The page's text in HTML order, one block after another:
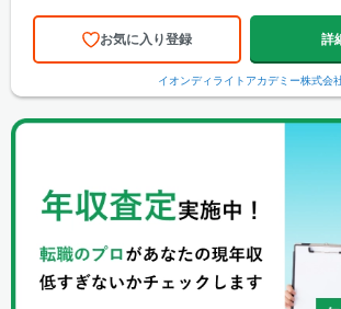
└奈良市・橿原・大和郡山 ■中四国 └広島
区）・福山 └岡山・倉敷・津山
お気に入り登録 詳
イオンディライトアカデミー株式会